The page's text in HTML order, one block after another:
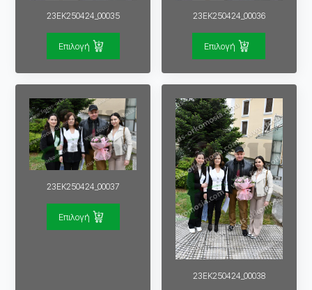
23EK250424_00035
Επιλογή
23EK250424_00036
Επιλογή
23EK250424_00037
Επιλογή
23EK250424_00038